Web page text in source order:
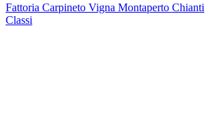
Fattoria Carpineto Vigna Montaperto Chianti
Classi